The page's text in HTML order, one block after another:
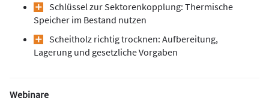
Schlüssel zur Sektorenkopplung: Thermische
Speicher im Bestand nutzen
Scheitholz richtig trocknen: Aufbereitung,
Lagerung und gesetzliche Vorgaben
Webinare